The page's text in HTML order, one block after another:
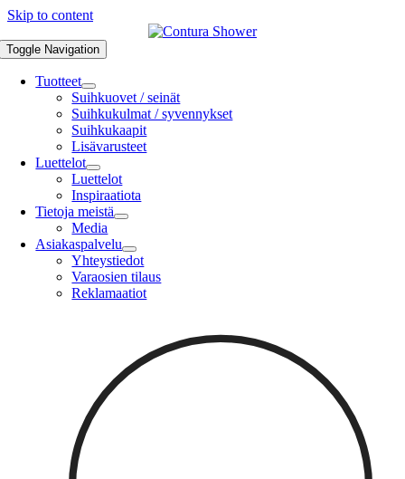
Skip to content
Toggle Navigation
Tuotteet
Suihkuovet / seinät
Suihkukulmat / syvennykset
Suihkukaapit
Lisävarusteet
Luettelot
Luettelot
Inspiraatiota
Tietoja meistä
Media
Asiakaspalvelu
Yhteystiedot
Varaosien tilaus
Reklamaatiot